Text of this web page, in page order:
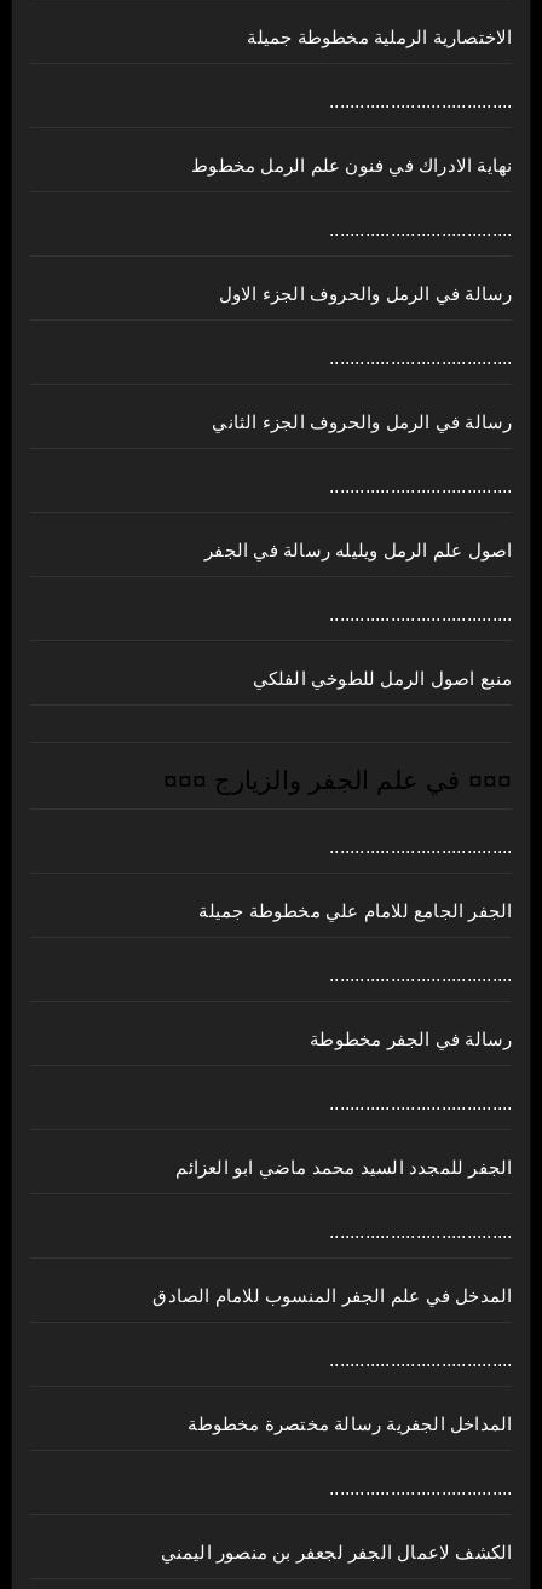
الاختصارية الرملية مخطوطة جميلة
....................................
نهاية الادراك في فنون علم الرمل مخطوط
....................................
رسالة في الرمل والحروف الجزء الاول
....................................
رسالة في الرمل والحروف الجزء الثاني
....................................
اصول علم الرمل ويليله رسالة في الجفر
....................................
منبع اصول الرمل للطوخي الفلكي
¤¤¤ في علم الجفر والزيارج ¤¤¤
....................................
الجفر الجامع للامام علي مخطوطة جميلة
....................................
رسالة في الجفر مخطوطة
....................................
الجفر للمجدد السيد محمد ماضي ابو العزائم
....................................
المدخل في علم الجفر المنسوب للامام الصادق
....................................
المداخل الجفرية رسالة مختصرة مخطوطة
....................................
الكشف لاعمال الجفر لجعفر بن منصور اليمني